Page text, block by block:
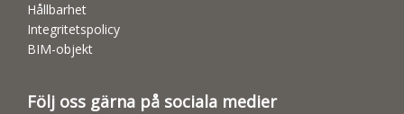
Hållbarhet
Integritetspolicy
BIM-objekt
Följ oss gärna på sociala medier